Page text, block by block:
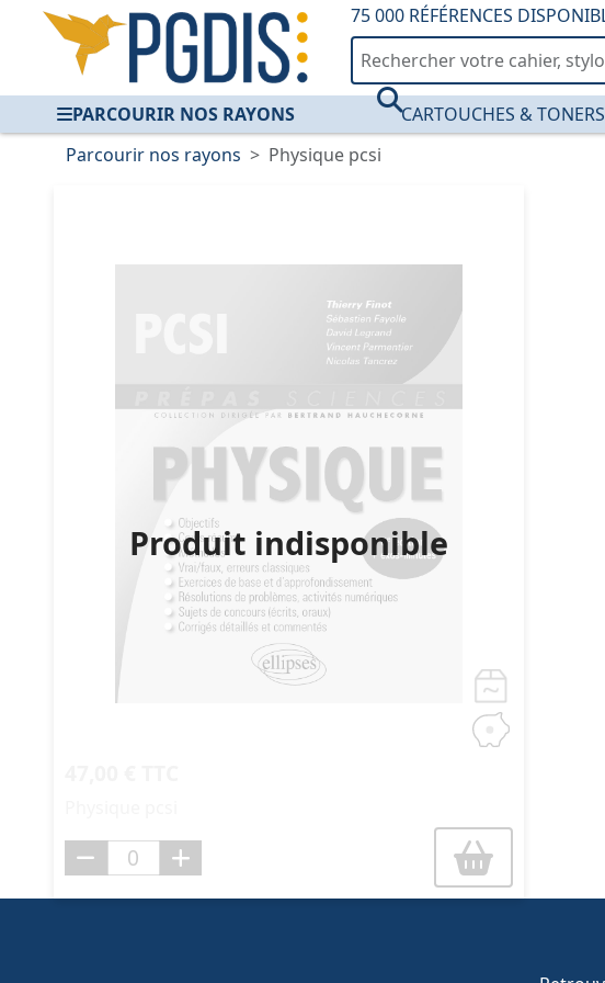
75 000 RÉFÉRENCES
PARCOURIR NOS RAYONS CARTOUCHES & TONERS
Parcourir nos rayons Physique pcsi
Produit indisponible